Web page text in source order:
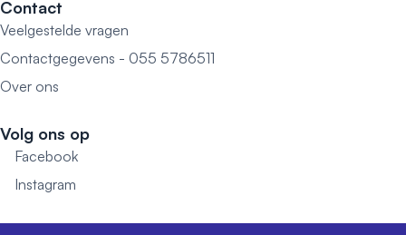
Contact
Veelgestelde vragen
Contactgegevens - 055 5786511
Over ons
Volg ons op
Facebook
Instagram